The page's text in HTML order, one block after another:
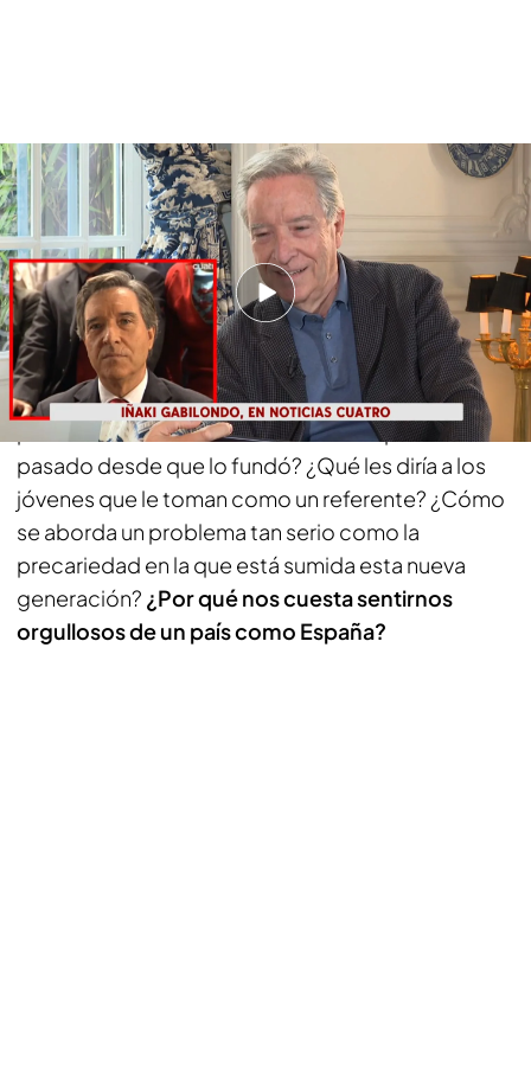
Diego Losada revive junto a Iñaki Gabilondo los inicios de Noticias Cuatro
PUEDE INTERESARTE
Descubren el diseño que realizó Picasso para
construir una plaza de toros en Madrid
¿Cómo fue arrancar desde cero un formato
como Noticias Cuatro?¿Cómo ha cambiado el
periodismo en las casi dos décadas que han
pasado desde que lo fundó? ¿Qué les diría a los
jóvenes que le toman como un referente? ¿Cómo
se aborda un problema tan serio como la
precariedad en la que está sumida esta nueva
generación? ¿Por qué nos cuesta sentirnos
orgullosos de un país como España?